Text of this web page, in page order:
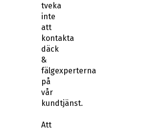
tveka
inte
att
kontakta
däck
&
fälgexperterna
på
vår
kundtjänst.
Att